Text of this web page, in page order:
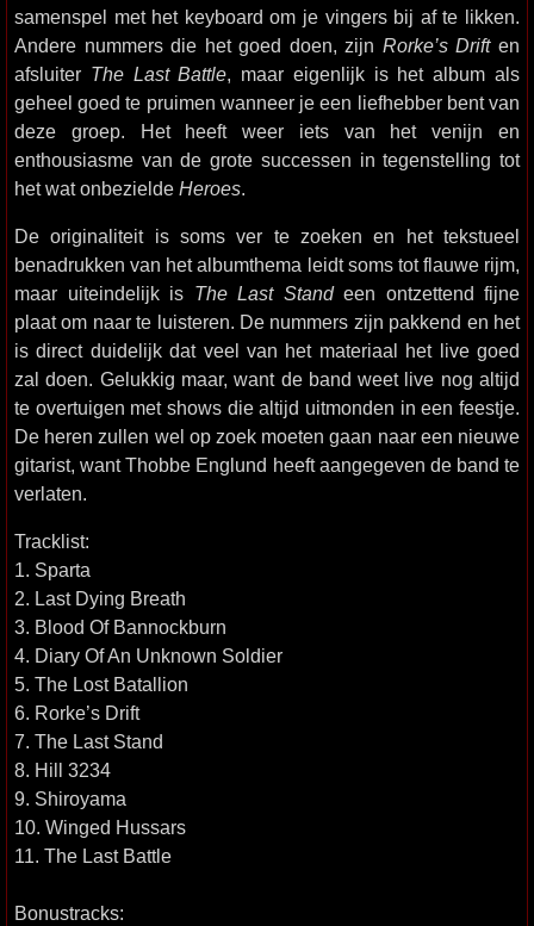
samenspel met het keyboard om je vingers bij af te likken.
Andere nummers die het goed doen, zijn Rorke’s Driften
afsluiter The Last Battle, maar eigenlijk is het album als
geheel goed te pruimen wanneer je een liefhebber bent van
deze groep. Het heeft weer iets van het venijn en
enthousiasme van de grote successen in tegenstelling tot
het wat onbezielde Heroes.
De originaliteit is soms ver te zoeken en het tekstueel
benadrukken van het albumthema leidt soms tot flauwe rijm,
maar uiteindelijk is The Last Standeen ontzettend fijne
plaat om naar te luisteren. De nummers zijn pakkend en het
is direct duidelijk dat veel van het materiaal het live goed
zal doen. Gelukkig maar, want de band weet live nog altijd
te overtuigen met shows die altijd uitmonden in een feestje.
De heren zullen wel op zoek moeten gaan naar een nieuwe
gitarist, want Thobbe Englund heeft aangegeven de band te
verlaten.
Tracklist:
1. Sparta
2. Last Dying Breath
3. Blood Of Bannockburn
4. Diary Of An Unknown Soldier
5. The Lost Batallion
6. Rorke’s Drift
7. The Last Stand
8. Hill 3234
9. Shiroyama
10. Winged Hussars
11. The Last Battle
Bonustracks: